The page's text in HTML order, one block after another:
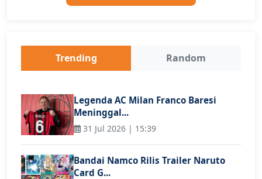
Trending Random
Legenda AC Milan Franco Baresi
Meninggal...
31 Jul 2026 | 15:39
Bandai Namco Rilis Trailer Naruto
Card G...